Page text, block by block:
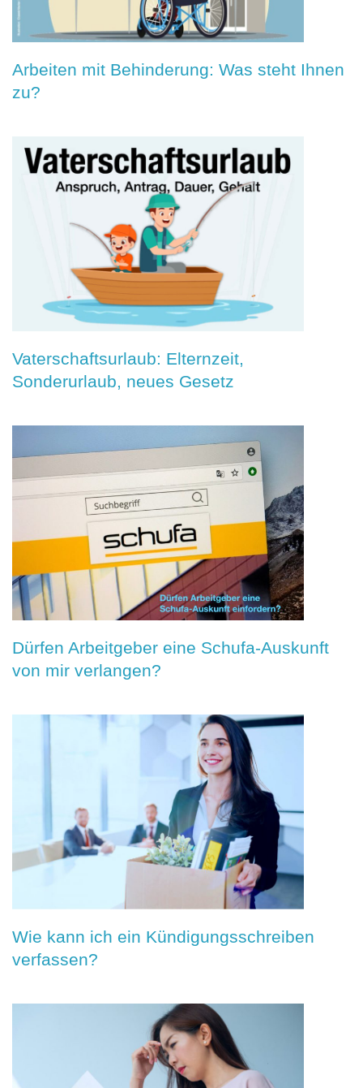
Arbeiten mit Behinderung: Was steht Ihnen
zu?
Vaterschaftsurlaub: Elternzeit,
Sonderurlaub, neues Gesetz
Dürfen Arbeitgeber eine Schufa-Auskunft
von mir verlangen?
Wie kann ich ein Kündigungsschreiben
verfassen?